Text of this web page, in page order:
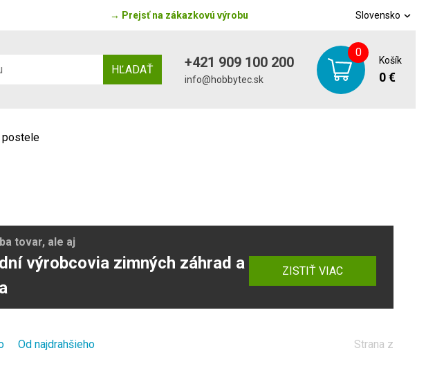
→ Prejsť na zákazkovú výrobu Slovensko
HĽADAŤ +421 909 100 200
info@hobbytec.sk
0
Košík
0 €
postele
tovar, ale aj
výrobcovia zimných záhrad a
ZISTIŤ VIAC
Od najdrahšieho Strana z